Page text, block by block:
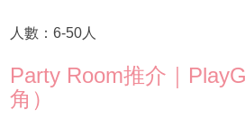
人數：6-50人
Party Room推介｜
角）